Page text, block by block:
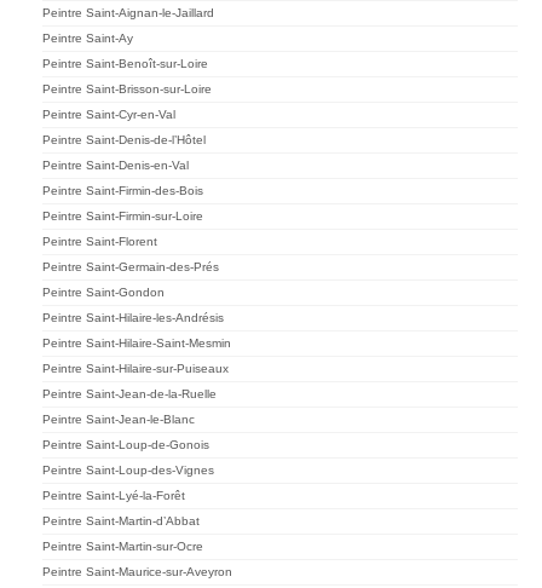
Peintre Saint-Aignan-le-Jaillard
Peintre Saint-Ay
Peintre Saint-Benoît-sur-Loire
Peintre Saint-Brisson-sur-Loire
Peintre Saint-Cyr-en-Val
Peintre Saint-Denis-de-l’Hôtel
Peintre Saint-Denis-en-Val
Peintre Saint-Firmin-des-Bois
Peintre Saint-Firmin-sur-Loire
Peintre Saint-Florent
Peintre Saint-Germain-des-Prés
Peintre Saint-Gondon
Peintre Saint-Hilaire-les-Andrésis
Peintre Saint-Hilaire-Saint-Mesmin
Peintre Saint-Hilaire-sur-Puiseaux
Peintre Saint-Jean-de-la-Ruelle
Peintre Saint-Jean-le-Blanc
Peintre Saint-Loup-de-Gonois
Peintre Saint-Loup-des-Vignes
Peintre Saint-Lyé-la-Forêt
Peintre Saint-Martin-d’Abbat
Peintre Saint-Martin-sur-Ocre
Peintre Saint-Maurice-sur-Aveyron